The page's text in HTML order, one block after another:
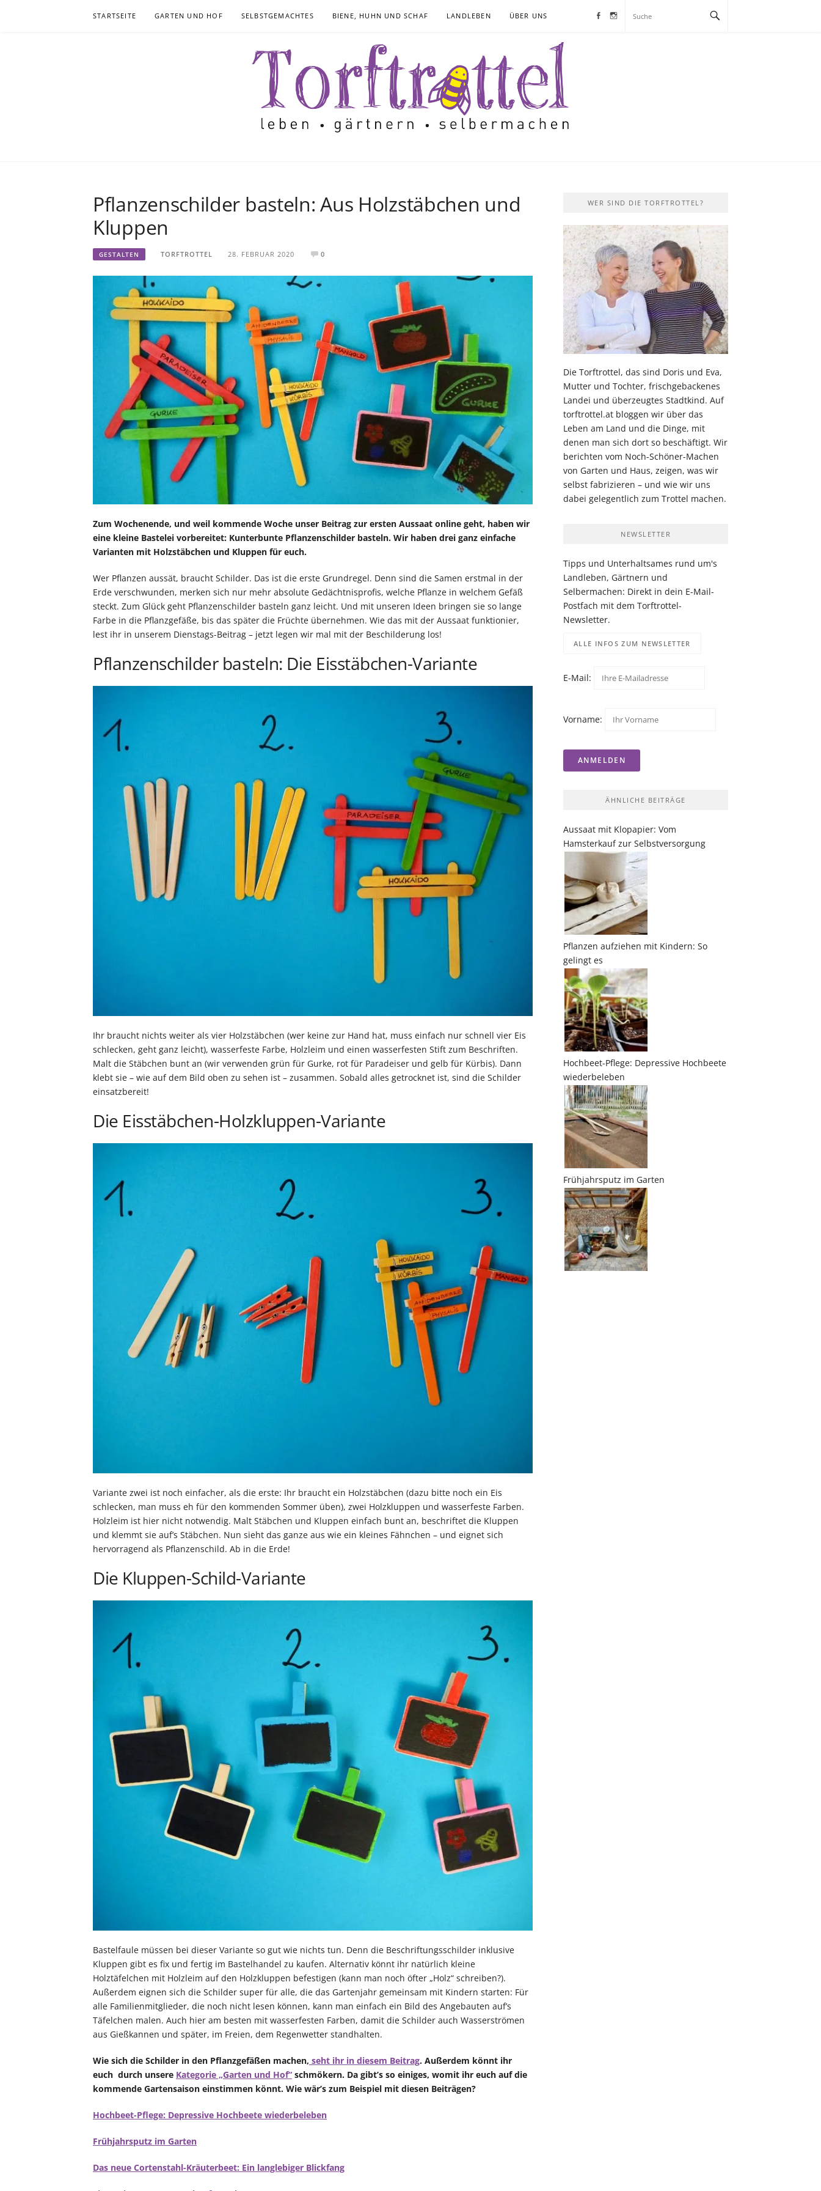
STARTSEITE GARTEN UND HOF SELBSTGEMACHTES BIENE, HUHN UND SCHAF LANDLEBEN ÜBER UNS Facebook
Instagram
Pflanzenschilder basteln: Aus Holzstäbchen und
Kluppen
GESTALTEN TORFTROTTEL 28. FEBRUAR 2020 0
Zum Wochenende, und weil kommende Woche unser Beitrag zur ersten Aussaat online geht, haben wir
eine kleine Bastelei vorbereitet: Kunterbunte Pflanzenschilder basteln. Wir haben drei ganz einfache
Varianten mit Holzstäbchen und Kluppen für euch.
Wer Pflanzen aussät, braucht Schilder. Das ist die erste Grundregel. Denn sind die Samen erstmal in der
Erde verschwunden, merken sich nur mehr absolute Gedächtnisprofis, welche Pflanze in welchem Gefäß
steckt. Zum Glück geht Pflanzenschilder basteln ganz leicht. Und mit unseren Ideen bringen sie so lange
Farbe in die Pflanzgefäße, bis das später die Früchte übernehmen. Wie das mit der Aussaat funktionier,
lest ihr in unserem Dienstags-Beitrag – jetzt legen wir mal mit der Beschilderung los!
Pflanzenschilder basteln: Die Eisstäbchen-Variante
Ihr braucht nichts weiter als vier Holzstäbchen (wer keine zur Hand hat, muss einfach nur schnell vier Eis
schlecken, geht ganz leicht), wasserfeste Farbe, Holzleim und einen wasserfesten Stift zum Beschriften.
Malt die Stäbchen bunt an (wir verwenden grün für Gurke, rot für Paradeiser und gelb für Kürbis). Dann
klebt sie – wie auf dem Bild oben zu sehen ist – zusammen. Sobald alles getrocknet ist, sind die Schilder
einsatzbereit!
Die Eisstäbchen-Holzkluppen-Variante
Variante zwei ist noch einfacher, als die erste: Ihr braucht ein Holzstäbchen (dazu bitte noch ein Eis
schlecken, man muss eh für den kommenden Sommer üben), zwei Holzkluppen und wasserfeste Farben.
Holzleim ist hier nicht notwendig. Malt Stäbchen und Kluppen einfach bunt an, beschriftet die Kluppen
und klemmt sie auf’s Stäbchen. Nun sieht das ganze aus wie ein kleines Fähnchen – und eignet sich
hervorragend als Pflanzenschild. Ab in die Erde!
Die Kluppen-Schild-Variante
Bastelfaule müssen bei dieser Variante so gut wie nichts tun. Denn die Beschriftungsschilder inklusive
Kluppen gibt es fix und fertig im Bastelhandel zu kaufen. Alternativ könnt ihr natürlich kleine
Holztäfelchen mit Holzleim auf den Holzkluppen befestigen (kann man noch öfter „Holz“ schreiben?).
Außerdem eignen sich die Schilder super für alle, die das Gartenjahr gemeinsam mit Kindern starten: Für
alle Familienmitglieder, die noch nicht lesen können, kann man einfach ein Bild des Angebauten auf’s
Täfelchen malen. Auch hier am besten mit wasserfesten Farben, damit die Schilder auch Wasserströmen
aus Gießkannen und später, im Freien, dem Regenwetter standhalten.
Wie sich die Schilder in den Pflanzgefäßen machen, seht ihr in diesem Beitrag. Außerdem könnt ihr
euch durch unsere Kategorie „Garten und Hof“ schmökern. Da gibt’s so einiges, womit ihr euch auf die
kommende Gartensaison einstimmen könnt. Wie wär’s zum Beispiel mit diesen Beiträgen?
Hochbeet-Pflege: Depressive Hochbeete wiederbeleben
Frühjahrsputz im Garten
Das neue Cortenstahl-Kräuterbeet: Ein langlebiger Blickfang
WER SIND DIE TORFTROTTEL?
Die Torftrottel, das sind Doris und Eva,
Mutter und Tochter, frischgebackenes
Landei und überzeugtes Stadtkind. Auf
torftrottel.at bloggen wir über das
Leben am Land und die Dinge, mit
denen man sich dort so beschäftigt. Wir
berichten vom Noch-Schöner-Machen
von Garten und Haus, zeigen, was wir
selbst fabrizieren – und wie wir uns
dabei gelegentlich zum Trottel machen.
NEWSLETTER
Tipps und Unterhaltsames rund um's
Landleben, Gärtnern und
Selbermachen: Direkt in dein E-Mail-
Postfach mit dem Torftrottel-
Newsletter.
ALLE INFOS ZUM NEWSLETTER
E-Mail:
Vorname:
ÄHNLICHE BEITRÄGE
Aussaat mit Klopapier: Vom
Hamsterkauf zur Selbstversorgung
Pflanzen aufziehen mit Kindern: So
gelingt es
Hochbeet-Pflege: Depressive Hochbeete
wiederbeleben
Frühjahrsputz im Garten